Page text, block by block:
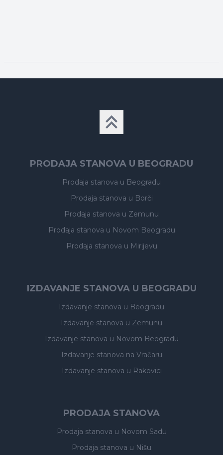
PRODAJA STANOVA U BEOGRADU
Prodaja stanova u Beogradu
Prodaja stanova u Borči
Prodaja stanova u Zemunu
Prodaja stanova u Novom Beogradu
Prodaja stanova u Mirijevu
IZDAVANJE STANOVA U BEOGRADU
Izdavanje stanova u Beogradu
Izdavanje stanova u Zemunu
Izdavanje stanova u Novom Beogradu
Izdavanje stanova na Vračaru
Izdavanje stanova u Rakovici
PRODAJA STANOVA
Prodaja stanova u Novom Sadu
Prodaja stanova u Nišu